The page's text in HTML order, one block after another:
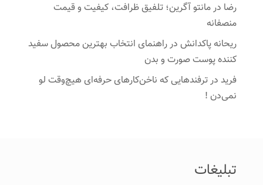
رضا درمانتو آگرین؛ تلفیق ظرافت، کیفیت و قیمت
منصفانه
ریحانه پاکدانشدرراهنمای انتخاب بهترین محصول سفید
کننده پوست صورت و بدن
فریددرترفندهایی که ناخن‌کارهای حرفه‌ای هیچ‌وقت لو
نمی‌دن !
تبلیغات